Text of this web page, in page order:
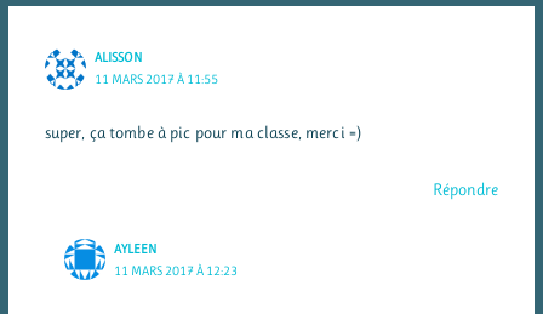
ALISSON
11 MARS 2017 À 11:55
super, ça tombe à pic pour ma classe, merci =)
Répondre
AYLEEN
11 MARS 2017 À 12:23